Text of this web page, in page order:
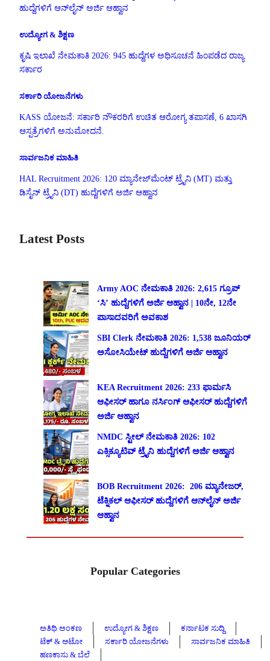
ಹುದ್ದೆಗಳಿಗೆ ಆನ್‌ಲೈನ್ ಅರ್ಜಿ ಆಹ್ವಾನ
ಉದ್ಯೋಗ & ಶಿಕ್ಷಣ
ಕೃಷಿ ಇಲಾಖೆ ನೇಮಕಾತಿ 2026: 945 ಹುದ್ದೆಗಳ ಅಧಿಸೂಚನೆ ಹಿಂಪಡೆದ ರಾಜ್ಯ
ಸರ್ಕಾರ
ಸರ್ಕಾರಿ ಯೋಜನೆಗಳು
KASS ಯೋಜನೆ: ಸರ್ಕಾರಿ ನೌಕರರಿಗೆ ಉಚಿತ ಆರೋಗ್ಯ ತಪಾಸಣೆ, 6 ಖಾಸಗಿ
ಆಸ್ಪತ್ರೆಗಳಿಗೆ ಅನುಮೋದನೆ.
ಸಾರ್ವಜನಿಕ ಮಾಹಿತಿ
HAL Recruitment 2026: 120 ಮ್ಯಾನೇಜ್‌ಮೆಂಟ್ ಟ್ರೈನಿ (MT) ಮತ್ತು
ಡಿಸೈನ್ ಟ್ರೈನಿ (DT) ಹುದ್ದೆಗಳಿಗೆ ಅರ್ಜಿ ಆಹ್ವಾನ
Latest Posts
Army AOC ನೇಮಕಾತಿ 2026: 2,615 ಗ್ರೂಪ್
‘ಸಿ’ ಹುದ್ದೆಗಳಿಗೆ ಅರ್ಜಿ ಆಹ್ವಾನ | 10ನೇ, 12ನೇ
ಪಾಸಾದವರಿಗೆ ಅವಕಾಶ
SBI Clerk ನೇಮಕಾತಿ 2026: 1,538 ಜೂನಿಯರ್
ಅಸೋಸಿಯೇಟ್ ಹುದ್ದೆಗಳಿಗೆ ಅರ್ಜಿ ಆಹ್ವಾನ
KEA Recruitment 2026: 233 ಫಾರ್ಮಸಿ
ಆಫೀಸರ್ ಹಾಗೂ ನರ್ಸಿಂಗ್ ಆಫೀಸರ್ ಹುದ್ದೆಗಳಿಗೆ
ಅರ್ಜಿ ಆಹ್ವಾನ
NMDC ಸ್ಟೀಲ್ ನೇಮಕಾತಿ 2026: 102
ಎಕ್ಸಿಕ್ಯೂಟಿವ್ ಟ್ರೈನಿ ಹುದ್ದೆಗಳಿಗೆ ಅರ್ಜಿ ಆಹ್ವಾನ
BOB Recruitment 2026: 206 ಮ್ಯಾನೇಜರ್,
ಟೆಕ್ನಿಕಲ್ ಆಫೀಸರ್ ಹುದ್ದೆಗಳಿಗೆ ಆನ್‌ಲೈನ್ ಅರ್ಜಿ
ಆಹ್ವಾನ
Popular Categories
ಅತಿಥಿ ಅಂಕಣ ಉದ್ಯೋಗ & ಶಿಕ್ಷಣ
ಕರ್ನಾಟಕ ಸುದ್ದಿ
ಟೆಕ್ & ಆಟೋ
ಸರ್ಕಾರಿ ಯೋಜನೆಗಳು
ಸಾರ್ವಜನಿಕ ಮಾಹಿತಿ
ಹಣಕಾಸು & ಬೆಲೆ